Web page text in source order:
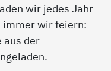
wir jedes Jahr
immer wir feiern:
aus der